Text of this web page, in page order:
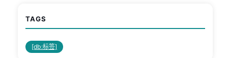
TAGS
[db:标签]